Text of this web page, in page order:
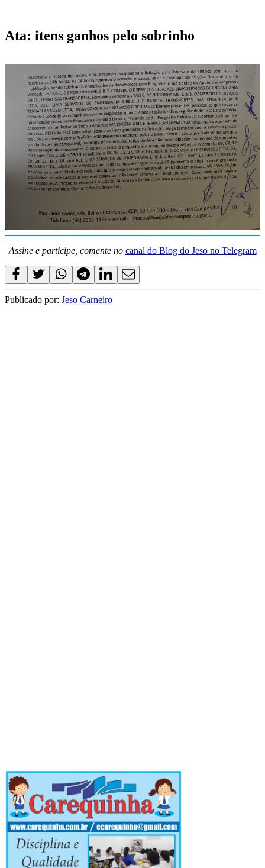
Ata: itens ganhos pelo sobrinho
Assine e participe, comente no canal do Blog do Jeso no Telegram
Publicado por: Jeso Carneiro